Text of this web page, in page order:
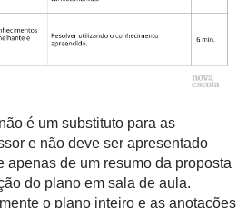
é um substituto para as
e não deve ser apresentado
apenas de um resumo da proposta
do plano em sala de aula.
o plano inteiro e as anotações